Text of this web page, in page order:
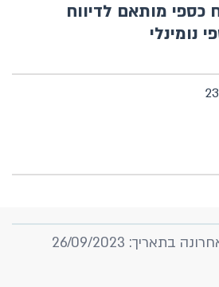
כספי מותאם לדיווח
נומינלי
בתאריך: 26/09/2023